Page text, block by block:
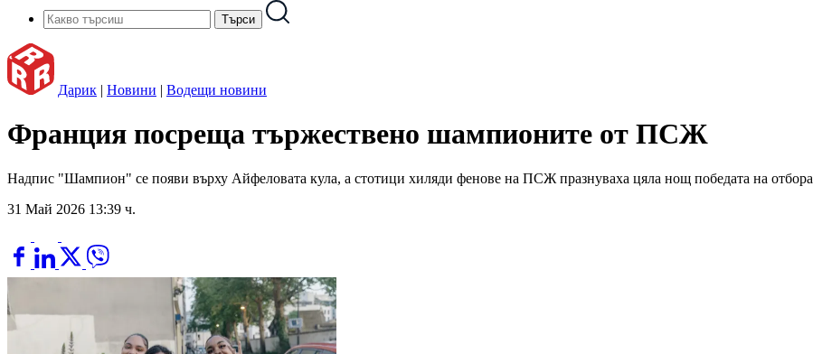
Дарик | Новини | Водещи новини
Франция посреща тържествено шампионите от ПСЖ
Надпис "Шампион" се появи върху Айфеловата кула, а стотици хиляди фенове на ПСЖ празнуваха цяла нощ победата на отбора
31 Май 2026 13:39 ч.